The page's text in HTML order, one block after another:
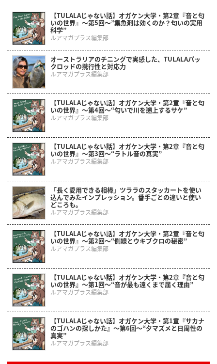
【TULALAじゃない話】オガケン大学・第2章『音と匂
いの世界』～第5回～”集魚剤は効くのか？匂いの実用
科学”
ルアマガプラス編集部
オーストラリアのチニングで実感した、TULALAパッ
クロッドの携行性と対応力
ルアマガプラス編集部
【TULALAじゃない話】オガケン大学・第2章『音と匂
いの世界』～第4回～“匂いで川を遡上するサケ”
ルアマガプラス編集部
【TULALAじゃない話】オガケン大学・第2章『音と匂
いの世界』～第3回～“ラトル音の真実”
ルアマガプラス編集部
「長く愛用できる相棒」ツララのスタッカートを使い
込んでみたインプレッション。番手ごとの違いと使い
どころも。
ルアマガプラス編集部
【TULALAじゃない話】オガケン大学・第2章『音と匂
いの世界』～第2回～“側線とウキブクロの秘密”
ルアマガプラス編集部
【TULALAじゃない話】オガケン大学・第2章『音と匂
いの世界』～第1回～“音が最も遠くまで届く理由”
ルアマガプラス編集部
【TULALAじゃない話】オガケン大学・第1章『サカナ
のゴハンの探しかた』～第6回～“夕マズメと日周性の
真実”
ルアマガプラス編集部